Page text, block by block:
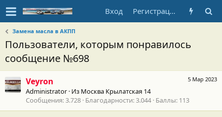
Вход Регистрация
Замена масла в АКПП
Пользователи, которым понравилось
сообщение №698
5 Мар 2023
Veyron
Administrator · Из Москва Крылатская 14
Сообщения 3.728 Благодарности 3.044 Баллы 113